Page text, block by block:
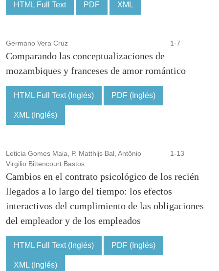
HTML Full Text PDF XML
Germano Vera Cruz 1-7
Comparando las conceptualizaciones de
mozambiques y franceses de amor romántico
HTML Full Text (Inglés) PDF (Inglés)
XML (Inglés)
Leticia Gomes Maia, P. Matthijs Bal, Antônio
Virgilio Bittencourt Bastos
1-13
Cambios en el contrato psicológico de los recién
llegados a lo largo del tiempo: los efectos
interactivos del cumplimiento de las obligaciones
del empleador y de los empleados
HTML Full Text (Inglés) PDF (Inglés)
XML (Inglés)